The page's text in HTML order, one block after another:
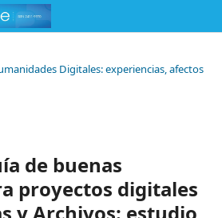
Digitales: experiencias, afectos
de buenas
proyectos digitales